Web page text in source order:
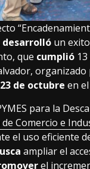
desarrolló un
que cumplió
de octubre en
para la
Comercio e
el uso eficiente
ampliar el
el